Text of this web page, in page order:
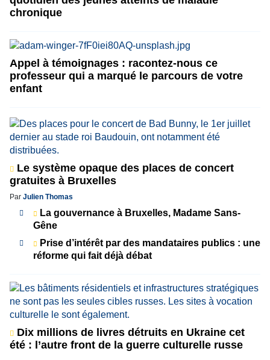
chronique
Appel à témoignages : racontez-nous ce
professeur qui a marqué le parcours de votre
enfant
Le système opaque des places de concert
gratuites à Bruxelles
Par Julien Thomas
La gouvernance à Bruxelles, Madame Sans-
Gêne
Prise d’intérêt par des mandataires publics : une
réforme qui fait déjà débat
Dix millions de livres détruits en Ukraine cet
été : l’autre front de la guerre culturelle russe